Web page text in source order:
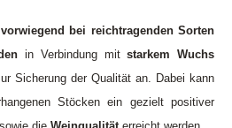
vorwiegend bei reichtragenden Sorten
in Verbindung mitstarkem Wuchs
Sicherung der Qualität an. Dabei kann
Stöcken ein gezielt positiver